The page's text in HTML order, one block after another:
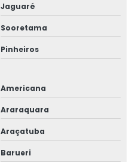
Jaguaré
Sooretama
Pinheiros
Americana
Araraquara
Araçatuba
Barueri